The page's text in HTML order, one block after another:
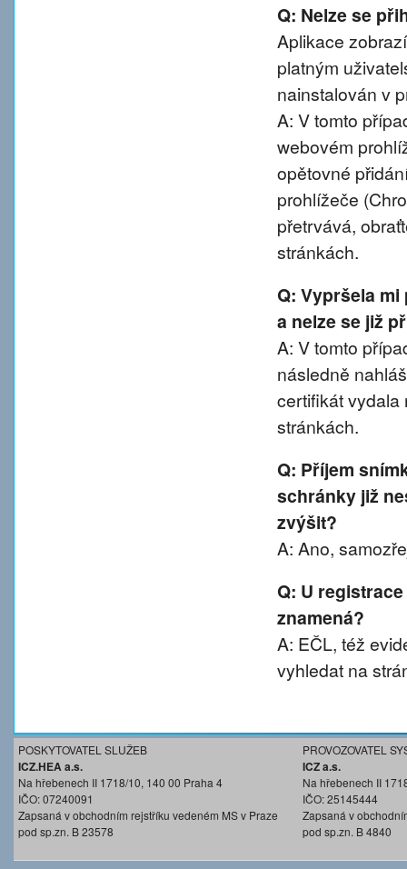
Q: Nelze se
Aplikace
platným
nainstalován v
A: V tomto
webovém
opětovné
prohlížeče
přetrvává,
stránkách.
Q: Vypršela
a nelze se již
A: V tomto
následně
certifikát vydala
stránkách.
Q: Příjem
schránky již
zvýšit?
A: Ano,
Q: U
znamená?
A: EČL, též
vyhledat na
POSKYTOVATEL SLUŽEB
ICZ.HEA a.s.
Na hřebenech II 1718/10, 140 00 Praha 4
IČO: 07240091
Zapsaná v obchodním rejstříku vedeném MS v Praze
pod sp.zn. B 23578
PROVOZOVATEL
ICZ a.s.
Na hřebenech II
IČO: 25145444
Zapsaná v
pod sp.zn. B 4840